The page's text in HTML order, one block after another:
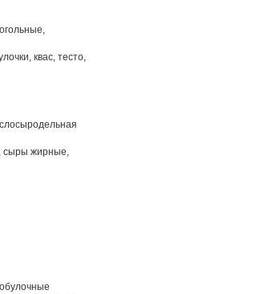
квас, тесто,
сыры жирные,